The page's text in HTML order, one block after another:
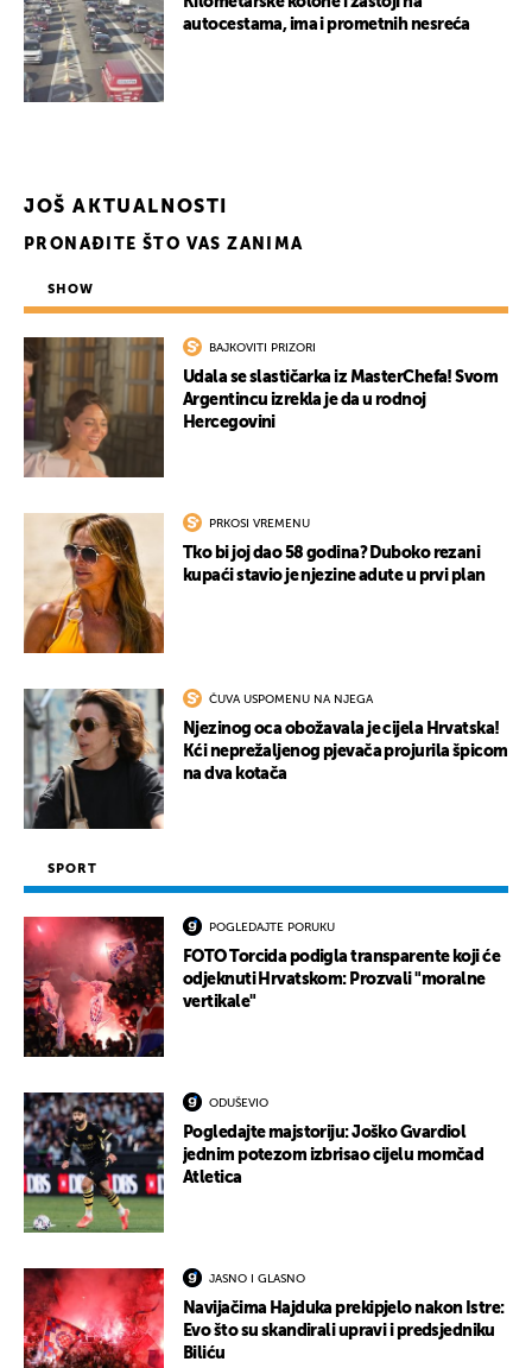
autocestama, ima i prometnih nesreća
JOŠ AKTUALNOSTI
PRONAĐITE ŠTO VAS ZANIMA
SHOW
BAJKOVITI PRIZORI
Udala se slastičarka iz MasterChefa! Svom
Argentincu izrekla je da u rodnoj
Hercegovini
PRKOSI VREMENU
Tko bi joj dao 58 godina? Duboko rezani
kupaći stavio je njezine adute u prvi plan
ČUVA USPOMENU NA NJEGA
Njezinog oca obožavala je cijela Hrvatska!
Kći neprežaljenog pjevača projurila špicom
na dva kotača
SPORT
POGLEDAJTE PORUKU
FOTO Torcida podigla transparente koji će
odjeknuti Hrvatskom: Prozvali "moralne
vertikale"
ODUŠEVIO
Pogledajte majstoriju: Joško Gvardiol
jednim potezom izbrisao cijelu momčad
Atletica
JASNO I GLASNO
Navijačima Hajduka prekipjelo nakon Istre:
Evo što su skandirali upravi i predsjedniku
Biliću